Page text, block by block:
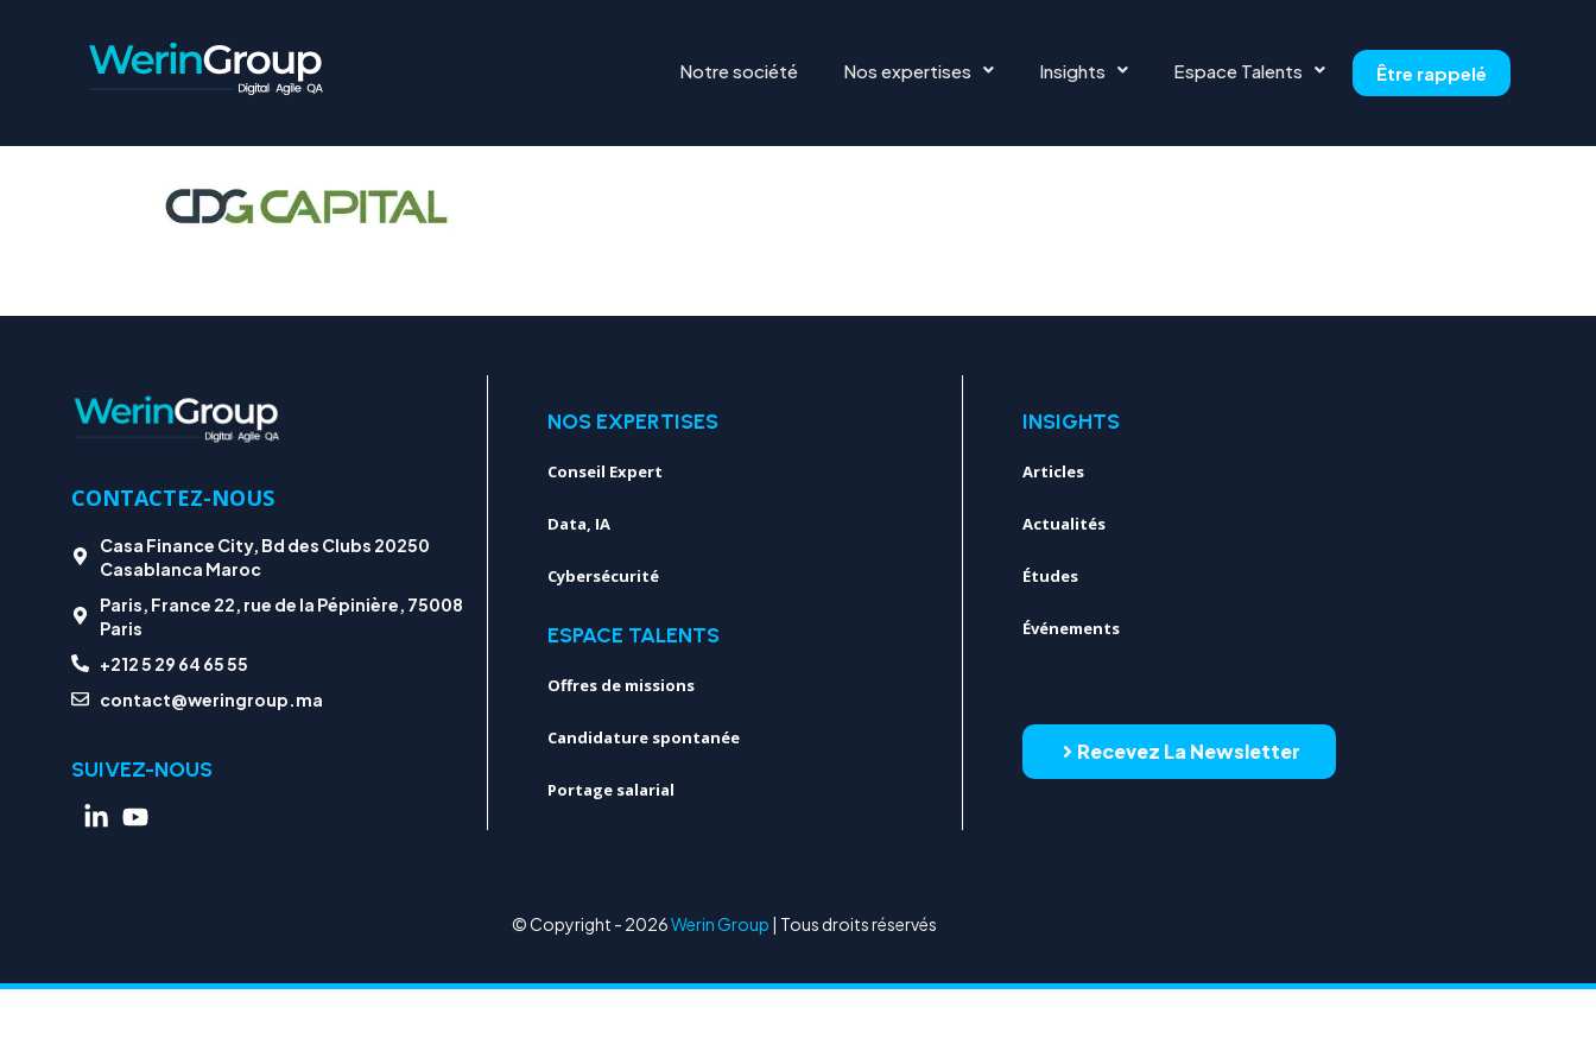
Notre société Nos expertises Insights Espace Talents Être rappelé
CDG_CAPITAL_INSIGHT_YY
CONTACTEZ-NOUS
Casa Finance City, Bd des Clubs 20250
Casablanca Maroc
Paris, France 22, rue de la Pépinière, 75008
Paris
+212 5 29 64 65 55
contact@weringroup.ma
SUIVEZ-NOUS
NOS EXPERTISES
Conseil Expert
Data, IA
Cybersécurité
ESPACE TALENTS
Offres de missions
Candidature spontanée
Portage salarial
INSIGHTS
Articles
Actualités
Études
Événements
Recevez La Newsletter
© Copyright - 2026Werin Group | Tous droits réservés